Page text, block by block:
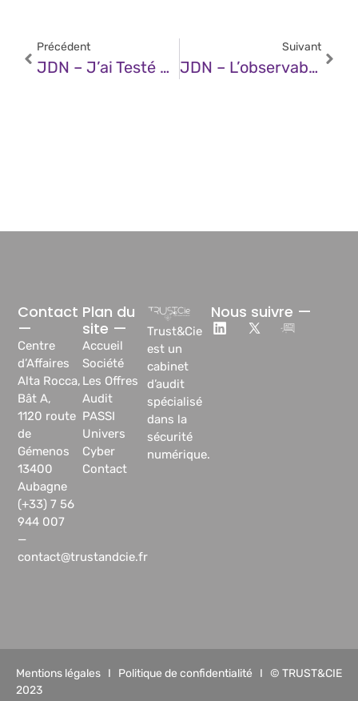
Précédent
JDN – J’ai Testé Pour Vous COMET, Le Navigateur Boosté À L’IA De Perplexity
Suivant
JDN – L’observabilité Intelligente : L’outil Critique Pour Assurer La Gestion Des Environnements Informatiques Hybrides
Trust&Cie
est un
cabinet
d’audit
spécialisé
dans la
sécurité
numérique.
Plan du
site —
Accueil
Société
Les Offres
Audit
PASSI
Univers
Cyber
Contact
Contact
—
Centre
d’Affaires
Alta Rocca,
Bât A,
1120 route
de
Gémenos
13400
Aubagne
(+33) 7 56
944 007
—
contact@trustandcie.fr
Nous suivre —
Mentions légales I Politique de confidentialité I © TRUST&CIE
2023